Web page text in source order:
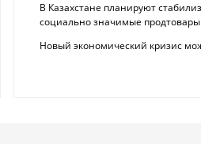
В Казахстане планируют
социально значимые продтовары
Новый экономический кризис